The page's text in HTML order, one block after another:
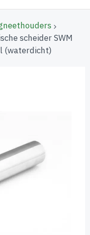
scheider SWM
(waterdicht)